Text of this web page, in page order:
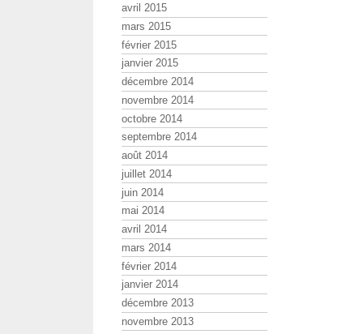
avril 2015
mars 2015
février 2015
janvier 2015
décembre 2014
novembre 2014
octobre 2014
septembre 2014
août 2014
juillet 2014
juin 2014
mai 2014
avril 2014
mars 2014
février 2014
janvier 2014
décembre 2013
novembre 2013